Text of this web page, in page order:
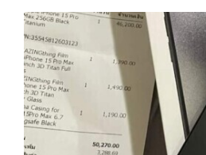
รวดเร็วที่สุด ที่ “รับซื้อขายมือถือ.com” เราเ
แค่เครื่องใช้ไฟฟ้า แต่เป็นทรัพย์สินที่มีมูลค่า
ต้องการเงินด่วน เราจึงมอบบริการประเมินส
ความยุ่งยากทั้งหลาย โดยเน้น โปร่งใส มั่นใ
ซื้อขายสำเร็จ บริการของเราครอบคลุมทั้ง
Samsung ทุกรุ่น, iPad และแท็บเล็ตทุกแบรน
ใช้งานแล้ว ตกแต่งแล้ว หรือมีรอยบ้าง เพราะ
ยี่ห้อ แต่ขึ้นอยู่กับสภาพจริง ความครบชุด และ
คุณ เราจึงตั้งใจให้บริการในเขต ลาดพร้าว, รั
ดา บางรัก แจ้งวัฒนะ บางแค วัชรพล รามอิ
บริการรับซื้อมือถือ iPhone Samsung
รัชดา บางรัก แจ้งวัฒนะ บางแค วัชรพล รา
ซื้อไอแพดรัชดา บริการรับซื้อมือถือ iPhone
พื้นที่ ลาดพร้าว รัชดา บางรัก แจ้งวัฒนะ บาง
จ่ายเงินทันที… รับซื้อไอแพดรัชดา รับซื้อ
ทุกยี่ห้อ ไม่ว่าจะรุ่นใหม่หรือรุ่นเก่า ประสบกา
โฟน, รับซื้อไอแพด, รับซื้อมือถือ ยินดีต้อนรับ
เว็บไซต์ที่คุณไว้วางใจได้ สำหรับบริการ รับซื้